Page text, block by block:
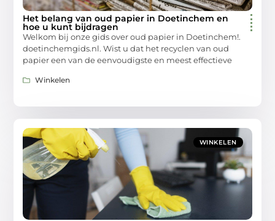
Het belang van oud papier in Doetinchem en
hoe u kunt bijdragen
Welkom bij onze gids over oud papier in Doetinchem!.
doetinchemgids.nl. Wist u dat het recyclen van oud
papier een van de eenvoudigste en meest effectieve
Winkelen
WINKELEN